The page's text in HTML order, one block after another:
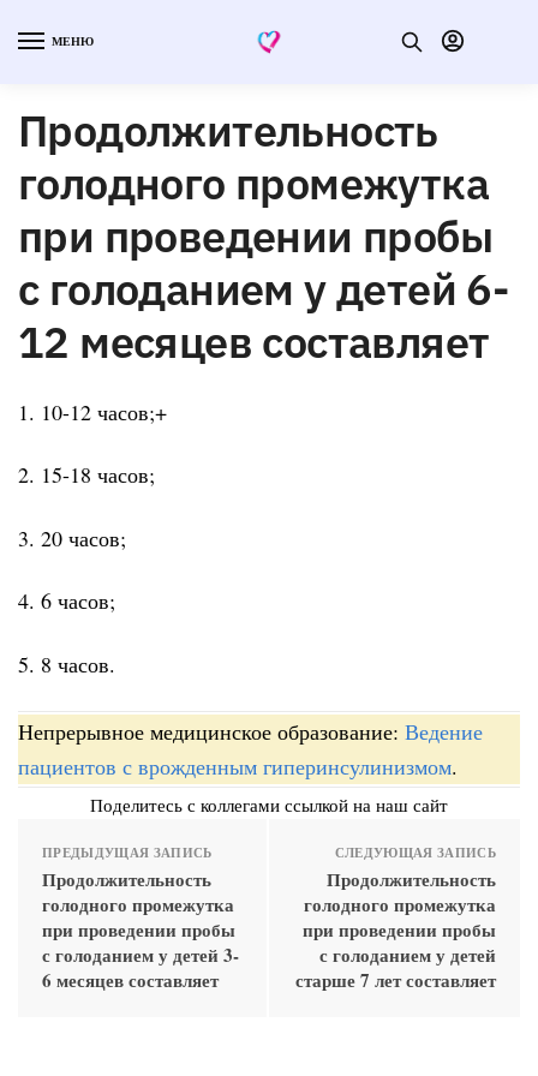
МЕНЮ
Продолжительность
голодного промежутка
при проведении пробы
с голоданием у детей 6-
12 месяцев составляет
1. 10-12 часов;+
2. 15-18 часов;
3. 20 часов;
4. 6 часов;
5. 8 часов.
Непрерывное медицинское образование: Ведение
пациентов с врожденным гиперинсулинизмом.
Поделитесь с коллегами ссылкой на наш сайт
ПРЕДЫДУЩАЯ ЗАПИСЬ
Продолжительность
голодного промежутка
при проведении пробы
с голоданием у детей 3-
6 месяцев составляет
СЛЕДУЮЩАЯ ЗАПИСЬ
Продолжительность
голодного промежутка
при проведении пробы
с голоданием у детей
старше 7 лет составляет